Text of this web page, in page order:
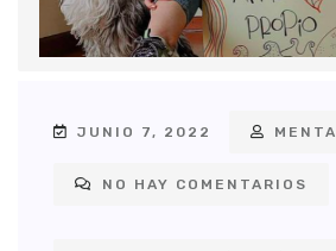
JUNIO 7, 2022 MENTA
NO HAY COMENTARIOS